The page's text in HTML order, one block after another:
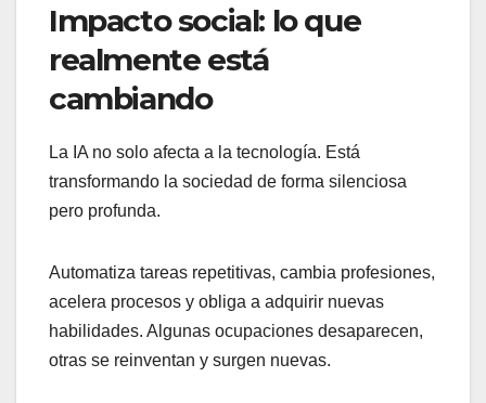
Impacto social: lo que
realmente está
cambiando
La IA no solo afecta a la tecnología. Está
transformando la sociedad de forma silenciosa
pero profunda.
Automatiza tareas repetitivas, cambia profesiones,
acelera procesos y obliga a adquirir nuevas
habilidades. Algunas ocupaciones desaparecen,
otras se reinventan y surgen nuevas.